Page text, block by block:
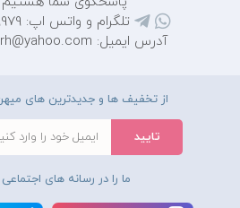
تلگرام و واتس اپ: 09128509979
آدرس ایمیل: mihantarh@yahoo.com
از تخفیف ها و جدیدترین های
ما را در رسانه های